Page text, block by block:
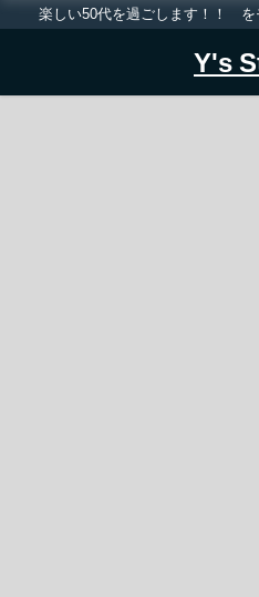
楽しい50代を過ごします！！ を
Y's